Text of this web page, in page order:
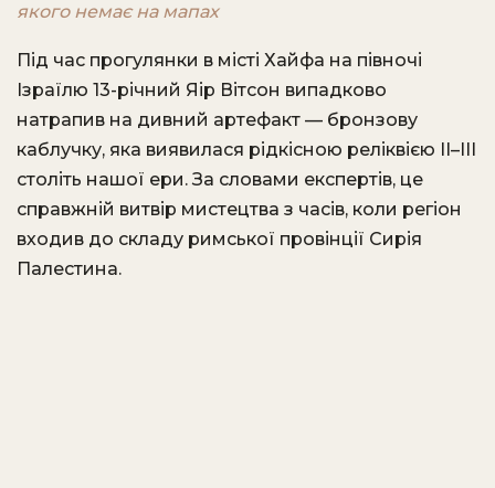
якого немає на мапах
Під час прогулянки в місті Хайфа на півночі
Ізраїлю 13-річний Яір Вітсон випадково
натрапив на дивний артефакт — бронзову
каблучку, яка виявилася рідкісною реліквією II–III
століть нашої ери. За словами експертів, це
справжній витвір мистецтва з часів, коли регіон
входив до складу римської провінції Сирія
Палестина.